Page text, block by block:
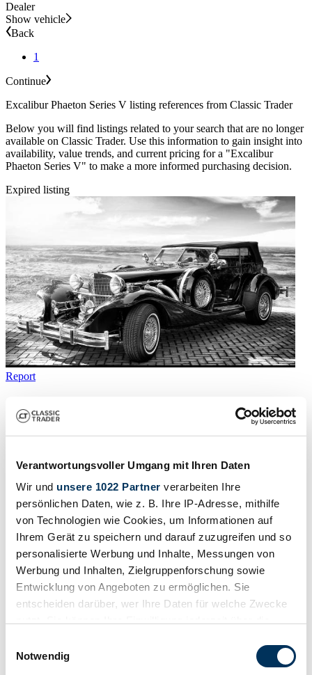
Verantwortungsvoller Umgang mit Ihren Daten
Wir und unsere 1022 Partner verarbeiten Ihre
persönlichen Daten, wie z. B. Ihre IP-Adresse, mithilfe
von Technologien wie Cookies, um Informationen auf
Ihrem Gerät zu speichern und darauf zuzugreifen und so
personalisierte Werbung und Inhalte, Messungen von
Werbung und Inhalten, Zielgruppenforschung sowie
Entwicklung von Angeboten zu ermöglichen. Sie
entscheiden darüber, wer Ihre Daten für welche Zwecke
Trigger Symbol ändern oder widerrufen
Notwendig
Dealer
Show vehicle
Back
1
Continue
Excalibur Phaeton Series V listing references from Classic Trader
Below you will find listings related to your search that are no longer
available on Classic Trader. Use this information to gain insight into
availability, value trends, and current pricing for a "Excalibur
Phaeton Series V" to make a more informed purchasing decision.
Expired listing
Report